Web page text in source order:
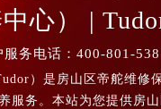
心） |
服务电话：400-801-
）是房山区帝舵维修
服务。本站为您提供房